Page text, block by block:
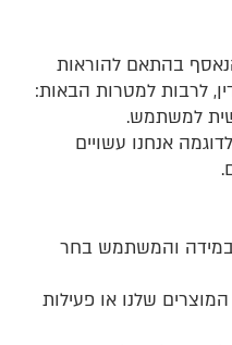
בהתאם להוראות
לרבות למטרות הבאות:
אנחנו עשויים
במידה והמשתמש בחר
המוצרים שלנו או פעילות